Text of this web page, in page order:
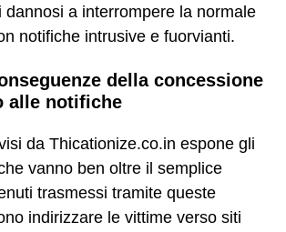
dannosi a interrompere la normale
notifiche intrusive e fuorvianti.
della concessione
alle notifiche
da Thicationize.co.in espone gli
vanno ben oltre il semplice
trasmessi tramite queste
indirizzare le vittime verso siti